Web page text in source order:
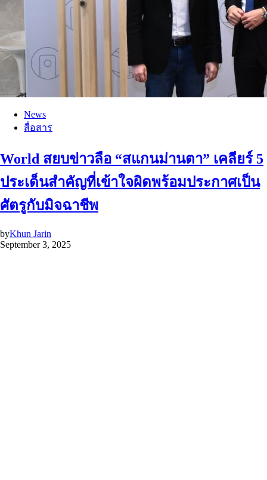
News
สื่อสาร
World สยบข่าวลือ “สแกนม่านตา” เคลียร์ 5
ประเด็นสำคัญที่เข้าใจผิดพร้อมประกาศเป็น
ศัตรูกับมิจฉาชีพ
byKhun Jarin
September 3, 2025